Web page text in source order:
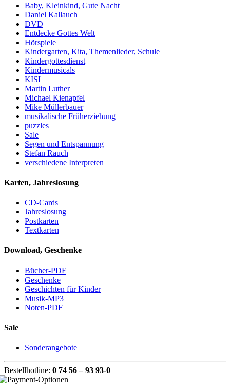
Baby, Kleinkind, Gute Nacht
Daniel Kallauch
DVD
Entdecke Gottes Welt
Hörspiele
Kindergarten, Kita, Themenlieder, Schule
Kindergottesdienst
Kindermusicals
KISI
Martin Luther
Michael Kienapfel
Mike Müllerbauer
musikalische Früherziehung
puzzles
Sale
Segen und Entspannung
Stefan Rauch
verschiedene Interpreten
Karten, Jahreslosung
CD-Cards
Jahreslosung
Postkarten
Textkarten
Download, Geschenke
Bücher-PDF
Geschenke
Geschichten für Kinder
Musik-MP3
Noten-PDF
Sale
Sonderangebote
Bestellhotline: 0 74 56 – 93 93-0